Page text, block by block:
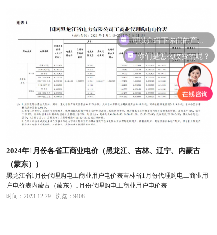
2024年1月份各省工商业电价（黑龙江、吉林、辽宁、内蒙古
（蒙东））
黑龙江省1月份代理购电工商业用户电价表吉林省1月份代理购电工商业用
户电价表内蒙古（蒙东）1月份代理购电工商业用户电价表
时间：2023-12-29 浏览：9408
可以介绍下你们的产品么
你们是怎么收费的呢？